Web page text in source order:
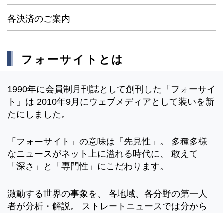
各決済のご案内
フォーサイトとは
1990年に会員制月刊誌として創刊した「フォーサイ
ト」は 2010年9月にウェブメディアとして装いを新
たにしました。
「フォーサイト」の意味は「先見性」。 多種多様
なニュースがネット上に溢れる時代に、 敢えて
「深さ」と「専門性」にこだわります。
激動する世界の事象を、 各地域、各分野の第一人
者が分析・解説。 ストレートニュースでは分から